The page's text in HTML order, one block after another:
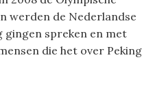
werden de Nederlandse
gingen spreken en met
die het over Peking